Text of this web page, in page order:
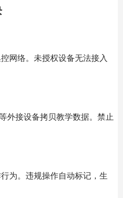
网络。未授权设备无法接入
外接设备拷贝教学数据。禁止
为。违规操作自动标记，生